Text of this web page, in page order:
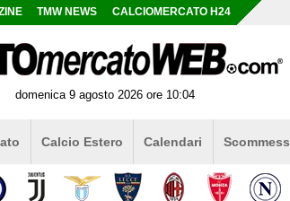
TMW NEWS CALCIOMERCATO H24
domenica 9 agosto 2026 ore 10:04
Calcio Estero Calendari